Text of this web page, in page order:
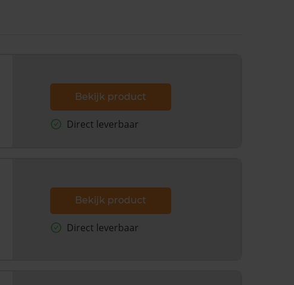
Bekijk product
Direct leverbaar
Bekijk product
Direct leverbaar